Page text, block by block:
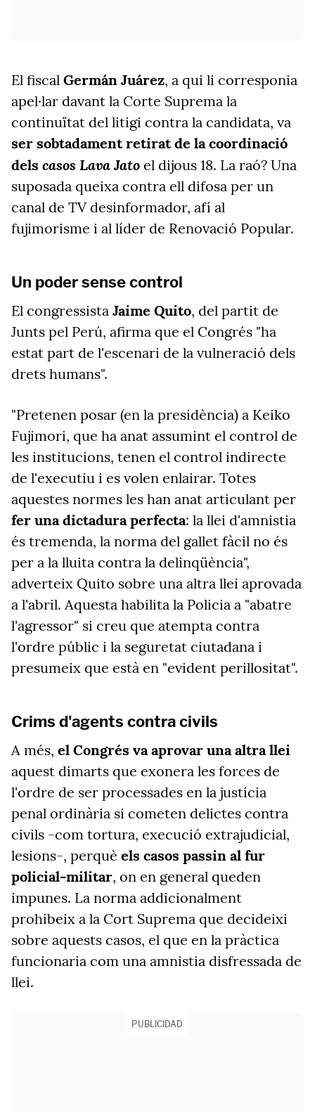
El fiscal Germán Juárez, a qui li corresponia
apel·lar davant la Corte Suprema la
continuïtat del litigi contra la candidata, va
ser sobtadament retirat de la coordinació
dels casos Lava Jato el dijous 18. La raó? Una
suposada queixa contra ell difosa per un
canal de TV desinformador, afí al
fujimorisme i al líder de Renovació Popular.
Un poder sense control
El congressista Jaime Quito, del partit de
Junts pel Perú, afirma que el Congrés "ha
estat part de l'escenari de la vulneració dels
drets humans".
"Pretenen posar (en la presidència) a Keiko
Fujimori, que ha anat assumint el control de
les institucions, tenen el control indirecte
de l'executiu i es volen enlairar. Totes
aquestes normes les han anat articulant per
fer una dictadura perfecta: la llei d'amnistia
és tremenda, la norma del gallet fàcil no és
per a la lluita contra la delinqüència",
adverteix Quito sobre una altra llei aprovada
a l'abril. Aquesta habilita la Policia a "abatre
l'agressor" si creu que atempta contra
l'ordre públic i la seguretat ciutadana i
presumeix que està en "evident perillositat".
Crims d'agents contra civils
A més, el Congrés va aprovar una altra llei
aquest dimarts que exonera les forces de
l'ordre de ser processades en la justícia
penal ordinària si cometen delictes contra
civils -com tortura, execució extrajudicial,
lesions-, perquè els casos passin al fur
policial-militar, on en general queden
impunes. La norma addicionalment
prohibeix a la Cort Suprema que decideixi
sobre aquests casos, el que en la pràctica
funcionaria com una amnistia disfressada de
llei.
PUBLICIDAD